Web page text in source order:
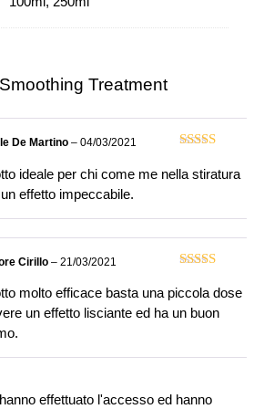
Smoothing Treatment
5
De Martino– 04/03/2021
ideale per chi come me nella stiratura
effetto impeccabile.
5
Cirillo– 21/03/2021
molto efficace basta una piccola dose
un effetto lisciante ed ha un buon
effettuato l'accesso ed hanno